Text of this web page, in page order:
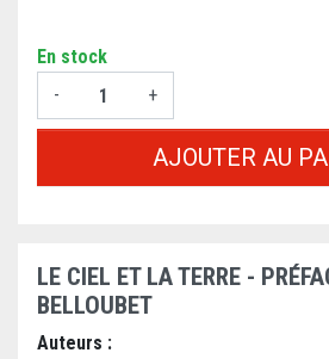
En stock
-
+
AJOUTER AU
LE CIEL ET LA TERRE -
BELLOUBET
Auteurs :